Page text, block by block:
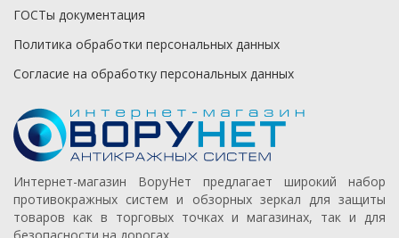
ГОСТы документация
Политика обработки персональных данных
Согласие на обработку персональных данных
Интернет-магазин ВоруНет предлагает широкий набор
противокражных систем и обзорных зеркал для защиты
товаров как в торговых точках и магазинах, так и для